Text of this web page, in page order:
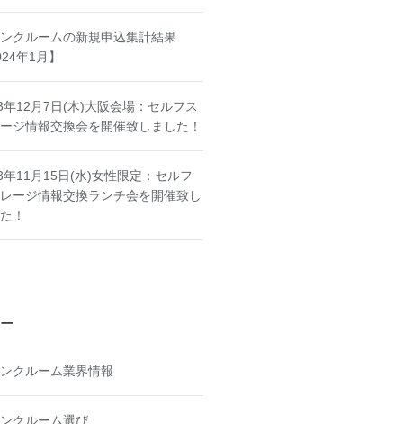
ンクルームの新規申込集計結果
年1月】
年12月7日(木)大阪会場：セルフス
ージ情報交換会を開催致しました！
年11月15日(水)女性限定：セルフ
ージ情報交換ランチ会を開催致し
！
ンクルーム業界情報
ンクルーム選び